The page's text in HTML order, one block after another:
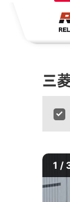
三
1 /